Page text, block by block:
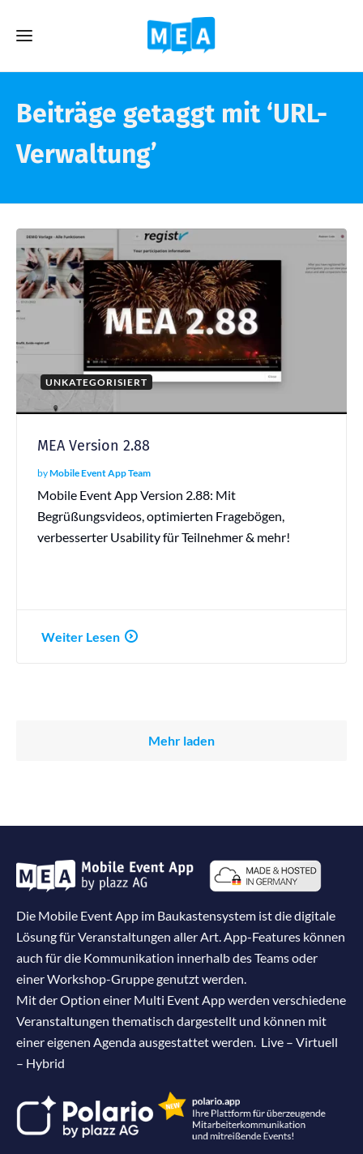
Beiträge getaggt mit ‘URL-
Verwaltung’
UNKATEGORISIERT
MEA Version 2.88
byMobile Event App Team
Mobile Event App Version 2.88: Mit
Begrüßungsvideos, optimierten Fragebögen,
verbesserter Usability für Teilnehmer & mehr!
Weiter Lesen
Mehr laden
Die Mobile Event App im Baukastensystem ist die digitale
Lösung für Veranstaltungen aller Art. App-Features können
auch für die Kommunikation innerhalb des Teams oder
einer Workshop-Gruppe genutzt werden.
Mit der Option einer Multi Event App werden verschiedene
Veranstaltungen thematisch dargestellt und können mit
einer eigenen Agenda ausgestattet werden. Live – Virtuell
– Hybrid